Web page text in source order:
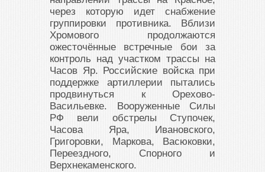
через которую идет снабжение
группировки противника. Вблизи
Хромового продолжаются
ожесточённые встречные бои за
контроль над участком трассы на
Часов Яр. Российские войска при
поддержке артиллерии пытались
продвинуться к Орехово-
Васильевке. Вооруженные Силы
РФ вели обстрелы Ступочек,
Часова Яра, Ивановского,
Григоровки, Маркова, Васюковки,
Переездного, Спорного и
Верхнекаменского.